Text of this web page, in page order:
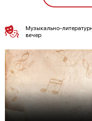
Музыкально-
вечер